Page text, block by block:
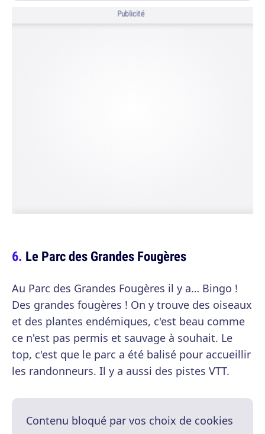
Publicité
Le Parc des Grandes Fougères
Au Parc des Grandes Fougères il y a… Bingo !
Des grandes fougères ! On y trouve des oiseaux
et des plantes endémiques, c'est beau comme
ce n'est pas permis et sauvage à souhait. Le
top, c'est que le parc a été balisé pour accueillir
les randonneurs. Il y a aussi des pistes VTT.
Contenu bloqué par vos choix de cookies